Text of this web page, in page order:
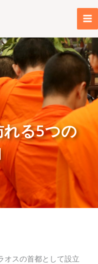
る5つの
オスの首都として設立